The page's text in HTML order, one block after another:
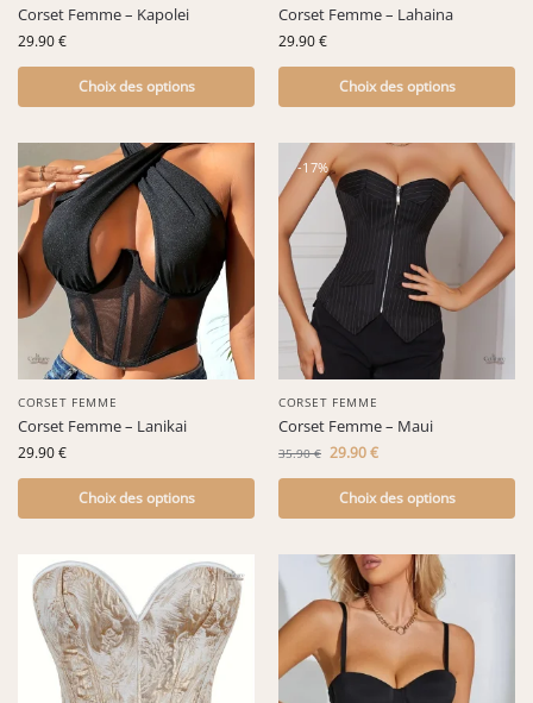
Corset Femme – Kapolei
29.90€
Choix des options
Corset Femme – Lahaina
29.90€
Choix des options
CORSET FEMME
Corset Femme – Lanikai
29.90€
Choix des options
-17%
CORSET FEMME
Corset Femme – Maui
35.90€ 29.90€
Choix des options